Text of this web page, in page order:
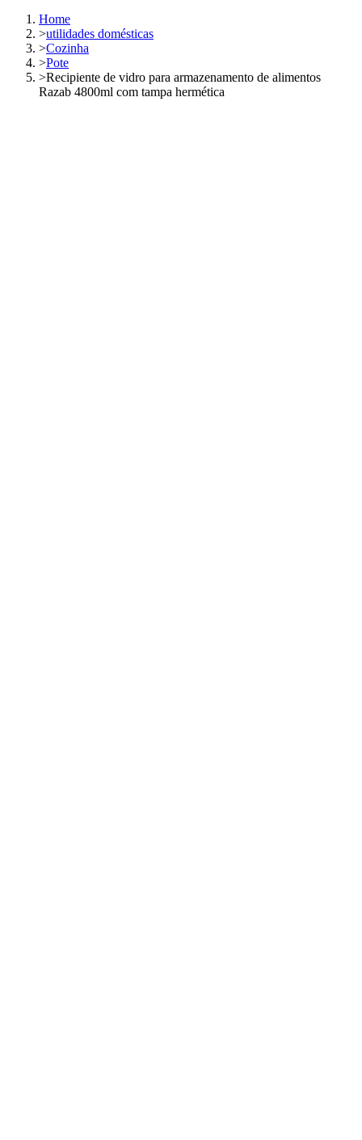
Home
>utilidades domésticas
>Cozinha
>Pote
>Recipiente de vidro para armazenamento de alimentos
Razab 4800ml com tampa hermética